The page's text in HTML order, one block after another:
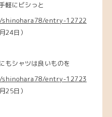
軽にビシっと
entry-12722
24日）
シャツは良いものを
entry-12723
25日）